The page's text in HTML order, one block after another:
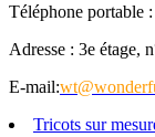
Téléphone portable
Adresse : 3e étage,
E-mail:
Tricots sur